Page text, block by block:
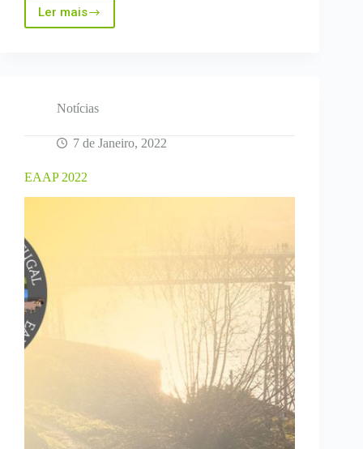
Ler maisJornada
FIMA
y
4.0”
Notícias
7 de Janeiro, 2022
EAAP 2022